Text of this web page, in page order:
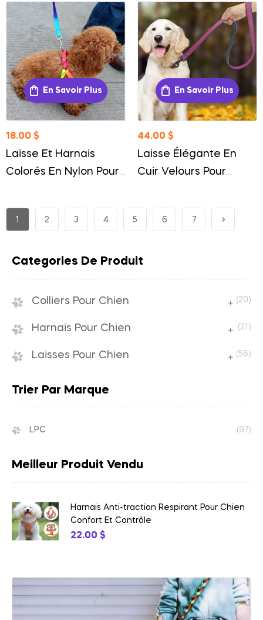
Sécurisée
En Savoir Plus
18.00 $
Laisse Et Harnais
Colorés En Nylon Pour
En Savoir Plus
44.00 $
Laisse Élégante En
Cuir Velours Pour
Premium
1 2 3 4 5 6 7
Categories De Produit
Colliers Pour Chien (20)
Harnais Pour Chien (21)
Laisses Pour Chien (56)
Trier Par Marque
LPC (97)
Meilleur Produit Vendu
Harnais Anti-traction Respirant Pour Chien
Confort Et Contrôle
22.00 $